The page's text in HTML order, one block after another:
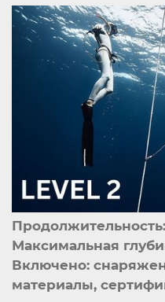
Максимальная
Включено:
материалы,